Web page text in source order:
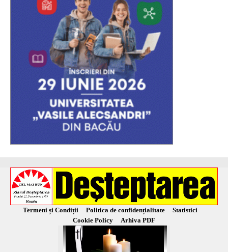
Termeni și Condiții Politica de confidențialitate
Statistici
Cookie Policy
Arhiva PDF